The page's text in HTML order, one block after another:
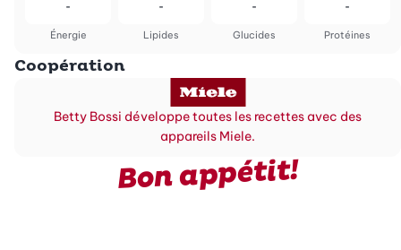
Énergie
-
Lipides
-
Glucides
-
Protéines
-
Coopération
Betty Bossi développe toutes les recettes avec des
appareils Miele.
Bon appétit!